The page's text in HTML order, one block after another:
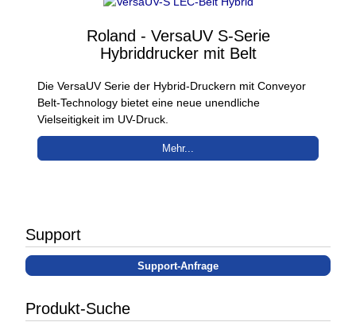
Roland - VersaUV S-Serie
Hybriddrucker mit Belt
Die VersaUV Serie der Hybrid-Druckern mit Conveyor
Belt-Technology bietet eine neue unendliche
Vielseitigkeit im UV-Druck.
Mehr...
Support
Support-Anfrage
Produkt-Suche